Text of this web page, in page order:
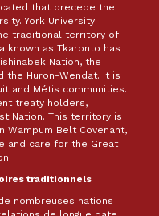
that precede the
York University
traditional territory of
known as Tkaronto has
Nation, the
the Huron-Wendat. It is
and Métis communities.
treaty holders,
Nation. This territory is
Wampum Belt Covenant,
and care for the Great
traditionnels
nombreuses nations